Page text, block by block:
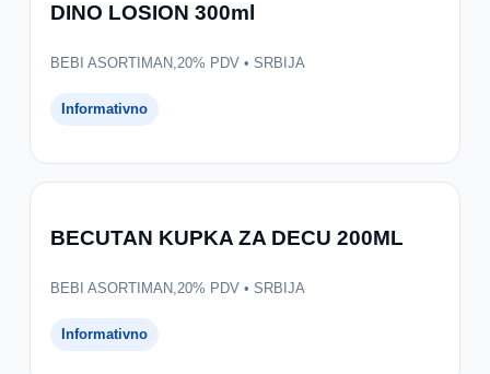
DINO LOSION 300ml
BEBI ASORTIMAN,20% PDV • SRBIJA
Informativno
BECUTAN KUPKA ZA DECU 200ML
BEBI ASORTIMAN,20% PDV • SRBIJA
Informativno